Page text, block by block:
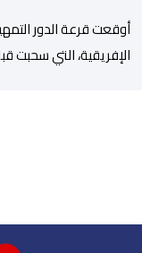
أوقعت قرعة الدور
الإفريقية، التي سحبت